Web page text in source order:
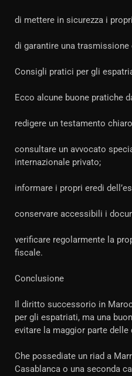
di mettere in sicurezza i
di garantire una
Consigli pratici per gli
Ecco alcune buone pratiche
redigere un testamento
consultare un avvocato
internazionale privato;
informare i propri eredi
conservare accessibili i
verificare regolarmente la
fiscale.
Conclusione
Il diritto successorio in
per gli espatriati, ma una
evitare la maggior parte
Che possediate un riad a
Casablanca o una seconda